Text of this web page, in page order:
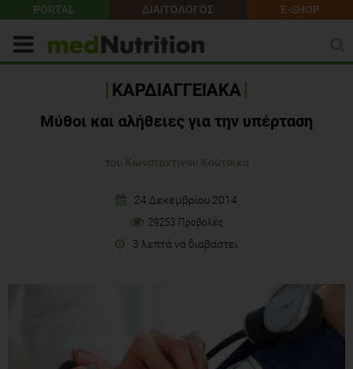
PORTAL ΔΙΑΙΤΟΛΟΓΟΣ E-SHOP
ΚΑΡΔΙΑΓΓΕΙΑΚΑ
Μύθοι και αλήθειες για την υπέρταση
του Κωνσταντίνου Κούτσικα
24 Δεκεμβρίου 2014
29253 Προβολές
3 λεπτά να διαβαστεί